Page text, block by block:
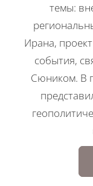
темы:
Ирана,
события,
Сюником. В